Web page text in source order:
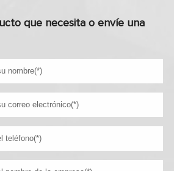
que necesita o envíe una